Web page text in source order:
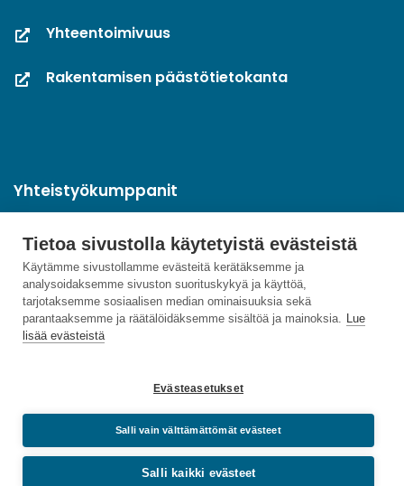
Tietoa sivustolla käytetyistä evästeistä
Käytämme sivustollamme evästeitä kerätäksemme ja
analysoidaksemme sivuston suorituskykyä ja käyttöä,
tarjotaksemme sosiaalisen median ominaisuuksia sekä
parantaaksemme ja räätälöidäksemme sisältöä ja mainoksia. Lue
lisää evästeistä
Evästeasetukset
Salli vain välttämättömät evästeet
Salli kaikki evästeet
Yhteentoimivuus
Rakentamisen päästötietokanta
Yhteistyökumppanit